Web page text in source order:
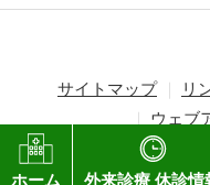
ホーム 外来診療 休診情
サイトマップ リ
ウェブ
Copyright © Kagawa